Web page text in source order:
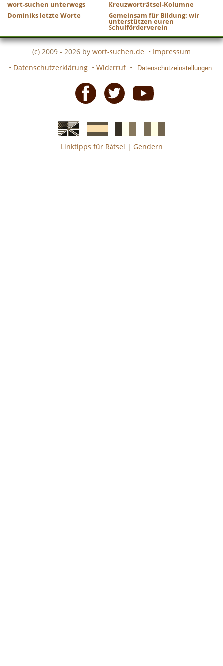
wort-suchen unterwegs
Kreuzworträtsel-Kolumne
Dominiks letzte Worte
Gemeinsam für Bildung: wir
unterstützen euren
Schulförderverein
(c) 2009 - 2026 by wort-suchen.de • Impressum
• Datenschutzerklärung • Widerruf • Datenschutzeinstellungen
EnglischeSpanischefranzösicheitalienische
Linktipps für Rätsel | Gendern